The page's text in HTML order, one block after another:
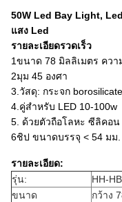
50W Led Bay Light,
แสง Led
รายละเอียดรวดเร็ว
1ขนาด 78 มิลลิเมตร ควา
2มุม 45 องศา
3. วัสดุ: กระจก borosilicate
4. คู่สําหรับ LED 10-100w
5. ด้วยตัวถือโลหะ ซีลิคอน
6ชิป ขนาดบรรจุ < 54 มม.
รายละเอียด:
รุ่น:
HH-
ขนาด
กว้าง